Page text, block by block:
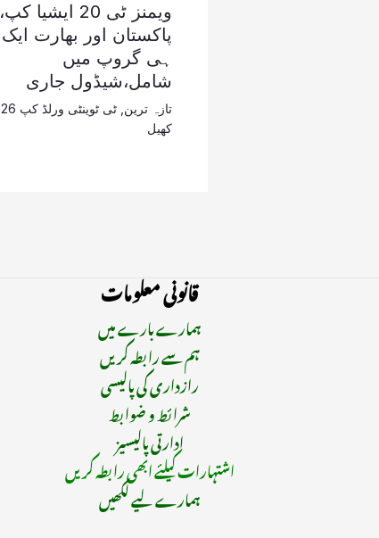
ویمنز ٹی 20 ایشیا کپ،
پاکستان اور بھارت ایک
ہی گروپ میں
شامل،شیڈول جاری
تازہ ترین ٹی ٹوینٹی ورلڈ کپ 26
کھیل
قانونی معلومات
ہمارے بارے میں
ہم سے رابطہ کریں
رازداری کی پالیسی
شرائط و ضوابط
ادارتی پالیسیز
اشتہارات کیلئے ابھی رابطہ کریں
ہمارے لیے لکھیں